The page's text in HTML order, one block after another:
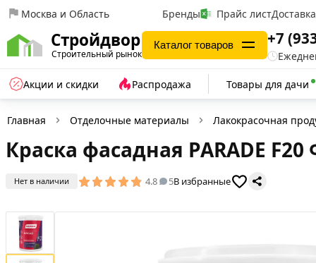
Москва и Область Бренды Прайс листДоставка
Стройдвор
Строительный рынок
Каталог товаров +7
Акции и скидки Распродажа Товары для дачи
Главная Отделочные материалы Лакокрасочная
Краска фасадная PARADE
Нет в наличии 4.8 5В избранные